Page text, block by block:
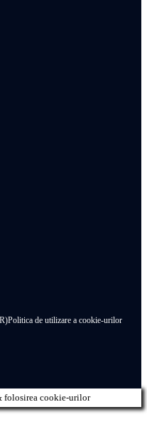
Politica de utilizare a cookie-urilor
folosirea cookie-urilor